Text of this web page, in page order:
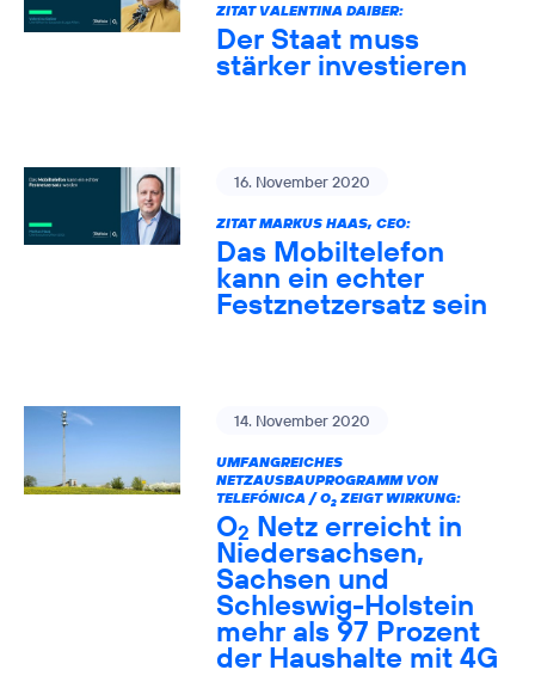
ZITAT VALENTINA DAIBER:
Der Staat muss
stärker investieren
16. November 2020
ZITAT MARKUS HAAS, CEO:
Das Mobiltelefon
kann ein echter
Festznetzersatz sein
14. November 2020
UMFANGREICHES
NETZAUSBAUPROGRAMM VON
TELEFÓNICA / O2ZEIGT WIRKUNG:
O2 Netz erreicht in
Niedersachsen,
Sachsen und
Schleswig-Holstein
mehr als 97 Prozent
der Haushalte mit 4G